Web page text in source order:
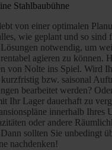
Stahlbaubühne
von einer optimalen
wie geplant und so sind
Lösungen notwendig, um
agieren zu können.
von Nolte ins Spiel. Wird
bzw. saisonal
bearbeitet werden?
Ihr Lager dauerhaft zu
innerhalb Ihres
oder andere
sollten Sie unbedingt
nachdenken!